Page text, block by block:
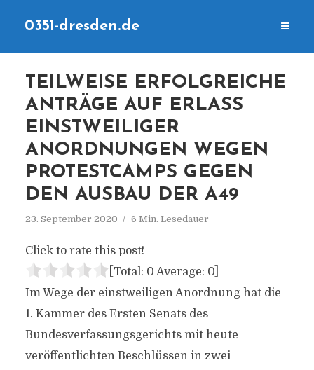
0351-dresden.de
TEILWEISE ERFOLGREICHE
ANTRÄGE AUF ERLASS
EINSTWEILIGER
ANORDNUNGEN WEGEN
PROTESTCAMPS GEGEN
DEN AUSBAU DER A49
23. September 2020 6 Min. Lesedauer
Click to rate this post!
[Total: 0 Average: 0]
Im Wege der einstweiligen Anordnung hat die
1. Kammer des Ersten Senats des
Bundesverfassungsgerichts mit heute
veröffentlichten Beschlüssen in zwei